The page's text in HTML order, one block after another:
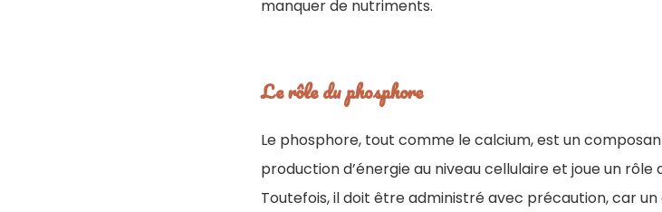
manquer de nutriments.
Le rôle du phosphore
Le phosphore, tout comme le calcium, est un
production d’énergie au niveau cellulaire et joue un
Toutefois, il doit être administré avec précaution, car